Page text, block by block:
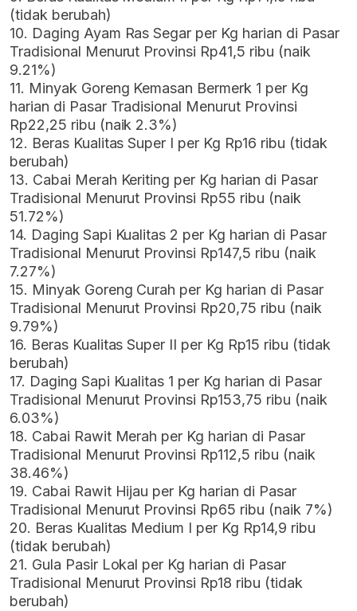
(tidak berubah)
10. Daging Ayam Ras Segar per Kg harian di Pasar
Tradisional Menurut Provinsi Rp41,5 ribu (naik
9.21%)
11. Minyak Goreng Kemasan Bermerk 1 per Kg
harian di Pasar Tradisional Menurut Provinsi
Rp22,25 ribu (naik 2.3%)
12. Beras Kualitas Super I per Kg Rp16 ribu (tidak
berubah)
13. Cabai Merah Keriting per Kg harian di Pasar
Tradisional Menurut Provinsi Rp55 ribu (naik
51.72%)
14. Daging Sapi Kualitas 2 per Kg harian di Pasar
Tradisional Menurut Provinsi Rp147,5 ribu (naik
7.27%)
15. Minyak Goreng Curah per Kg harian di Pasar
Tradisional Menurut Provinsi Rp20,75 ribu (naik
9.79%)
16. Beras Kualitas Super II per Kg Rp15 ribu (tidak
berubah)
17. Daging Sapi Kualitas 1 per Kg harian di Pasar
Tradisional Menurut Provinsi Rp153,75 ribu (naik
6.03%)
18. Cabai Rawit Merah per Kg harian di Pasar
Tradisional Menurut Provinsi Rp112,5 ribu (naik
38.46%)
19. Cabai Rawit Hijau per Kg harian di Pasar
Tradisional Menurut Provinsi Rp65 ribu (naik 7%)
20. Beras Kualitas Medium I per Kg Rp14,9 ribu
(tidak berubah)
21. Gula Pasir Lokal per Kg harian di Pasar
Tradisional Menurut Provinsi Rp18 ribu (tidak
berubah)